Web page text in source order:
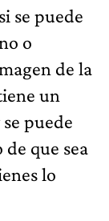
se puede
o
de la
un
puede
que sea
lo